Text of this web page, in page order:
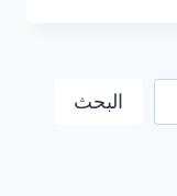
البحث